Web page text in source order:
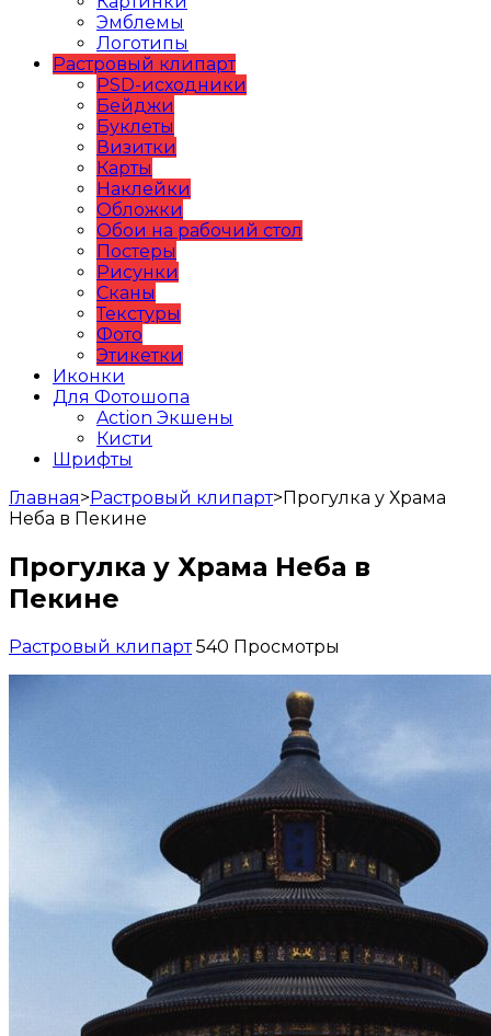
Эмблемы
Логотипы
Растровый клипарт
PSD-исходники
Бейджи
Буклеты
Визитки
Карты
Наклейки
Обложки
Обои на рабочий стол
Постеры
Рисунки
Сканы
Текстуры
Фото
Этикетки
Иконки
Для Фотошопа
Action Экшены
Кисти
Шрифты
Главная>Растровый клипарт>Прогулка у Храма
Неба в Пекине
Прогулка у Храма Неба в
Пекине
Растровый клипарт 540 Просмотры